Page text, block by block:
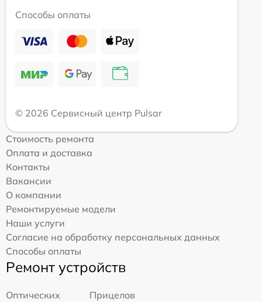
Способы оплаты
© 2026 Сервисный центр Pulsar
Стоимость ремонта
Оплата и доставка
Контакты
Вакансии
О компании
Ремонтируемые модели
Наши услуги
Согласие на обработку персональных данных
Способы оплаты
Ремонт устройств
Оптических
Прицелов